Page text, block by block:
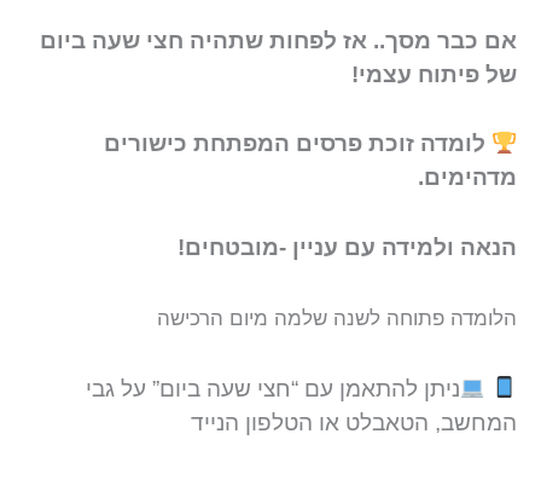
אם כבר מסך.. אז לפחות שתהיה חצי שעה ביום
של פיתוח עצמי!
לומדה זוכת פרסים המפתחת כישורים
מדהימים.
הנאה ולמידה עם עניין -מובטחים!
הלומדה פתוחה לשנה שלמה מיום הרכישה
ניתן להתאמן עם “חצי שעה ביום” על גבי
המחשב, הטאבלט או הטלפון הנייד